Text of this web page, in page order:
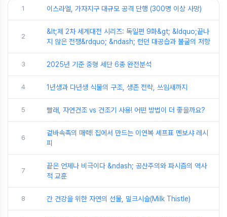
1 이스라엘, 가자지구 대규모 공격 단행 (300명 이상 사망)
2
&lt;제 2차 세계대전 시리즈: 독일편 9화&gt; &ldquo;끝나
지 않은 전쟁&rdquo; &ndash; 런던 대공습과 불굴의 저항
3 2025년 기준 중형 세단 6종 완전분석
4 1년생과 다년생 식물의 구조, 생존 전략, 쓰임새까지
5 빨래, 자연건조 vs 건조기 사용! 어떤 방법이 더 좋을까요?
6
겉바속촉의 매력! 집에서 만드는 이연복 셰프표 멘보샤 레시
피
7
끝은 언제나 비극이다 &ndash; 공산주의와 파시즘의 역사
적 교훈
8 간 건강을 위한 자연의 선물, 밀크시슬(Milk Thistle)